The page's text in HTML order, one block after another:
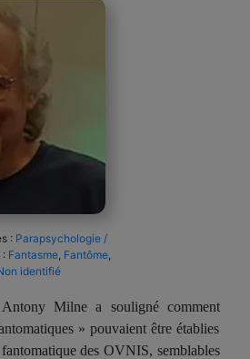
: Parapsychologie /
: Fantasme Fantôme
identifié
Antony Milne a souligné comment
» pouvaient être établies
fantomatiquedes OVNIS, semblables